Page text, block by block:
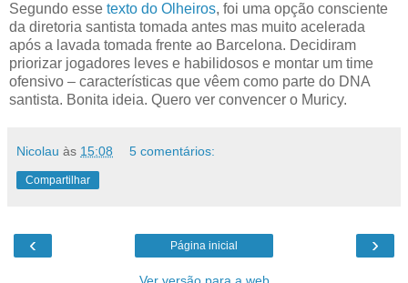
Segundo esse texto do Olheiros, foi uma opção consciente
da diretoria santista tomada antes mas muito acelerada
após a lavada tomada frente ao Barcelona. Decidiram
priorizar jogadores leves e habilidosos e montar um time
ofensivo – características que vêem como parte do DNA
santista. Bonita ideia. Quero ver convencer o Muricy.
Nicolau às 15:08 5 comentários:
Compartilhar
‹ ›
Página inicial